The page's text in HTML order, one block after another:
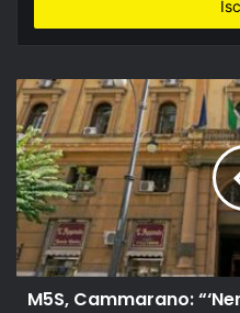
email
M5S, Cammarano: